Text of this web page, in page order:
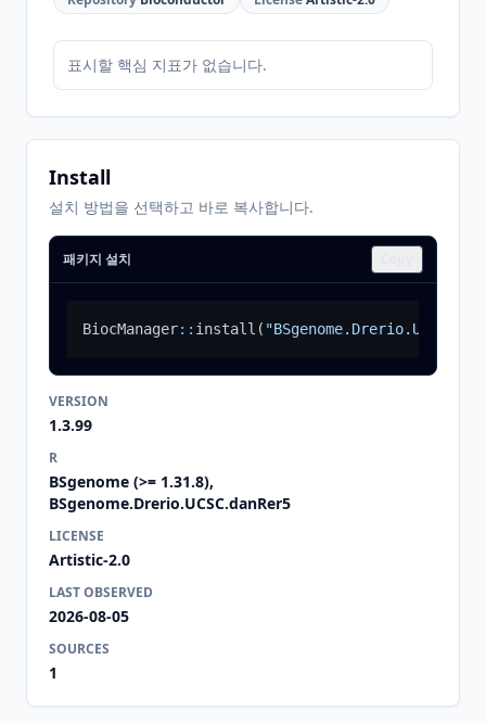
표시할 핵심 지표가 없습니다.
Install
설치 방법을 선택하고 바로 복사합니다.
패키지 설치
BiocManager:: install (
VERSION
1.3.99
R
BSgenome (>= 1.31.8),
BSgenome.Drerio.UCSC.danRer5
LICENSE
Artistic-2.0
LAST OBSERVED
2026-08-05
SOURCES
1